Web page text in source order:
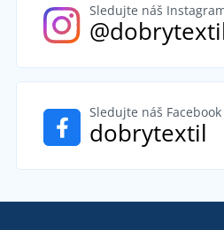
Sledujte náš
Sledujte náš Facebook
dobrytextil